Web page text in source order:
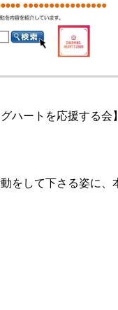
ハートを応援する会
をして下さる姿に、